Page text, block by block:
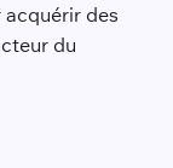
des
du